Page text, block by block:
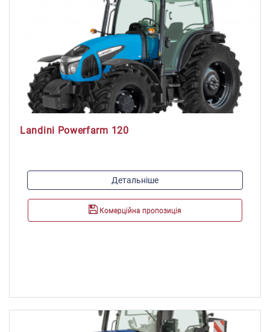
Landini Powerfarm 120
Модель двигуна:
1104
Максимальна потужність, к.с./кВт:
Детальніше
Комерційна пропозиція